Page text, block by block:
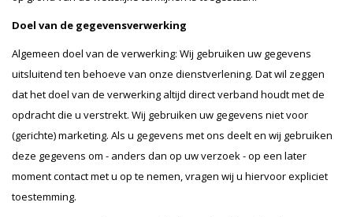
Doel van de gegevensverwerking
Algemeen doel van de verwerking: Wij gebruiken uw gegevens
uitsluitend ten behoeve van onze dienstverlening. Dat wil zeggen
dat het doel van de verwerking altijd direct verband houdt met de
opdracht die u verstrekt. Wij gebruiken uw gegevens niet voor
(gerichte) marketing. Als u gegevens met ons deelt en wij gebruiken
deze gegevens om - anders dan op uw verzoek - op een later
moment contact met u op te nemen, vragen wij u hiervoor expliciet
toestemming.